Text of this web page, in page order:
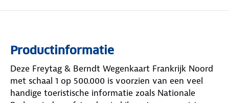
Productinformatie
Deze Freytag & Berndt Wegenkaart Frankrijk Noord
met schaal 1 op 500.000 is voorzien van een veel
handige toeristische informatie zoals Nationale